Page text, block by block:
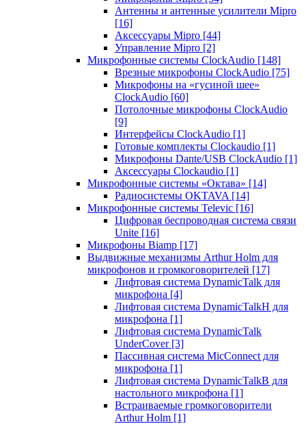
Антенны и антенные усилители Mipro
[16]
Аксессуары Mipro [44]
Управление Mipro [2]
Микрофонные системы ClockAudio [148]
Врезные микрофоны ClockAudio [75]
Микрофоны на «гусиной шее»
ClockAudio [60]
Потолочные микрофоны ClockAudio
[9]
Интерфейсы ClockAudio [1]
Готовые комплекты Clockaudio [1]
Микрофоны Dante/USB ClockAudio [1]
Аксессуары Clockaudio [1]
Микрофонные системы «Октава» [14]
Радиосистемы OKTAVA [14]
Микрофонные системы Televic [16]
Цифровая беспроводная система связи
Unite [16]
Микрофоны Biamp [17]
Выдвижные механизмы Arthur Holm для
микрофонов и громкоговорителей [17]
Лифтовая система DynamicTalk для
микрофона [4]
Лифтовая система DynamicTalkH для
микрофона [1]
Лифтовая система DynamicTalk
UnderCover [3]
Пассивная система MicConnect для
микрофона [1]
Лифтовая система DynamicTalkB для
настольного микрофона [1]
Встраиваемые громкоговорители
Arthur Holm [1]